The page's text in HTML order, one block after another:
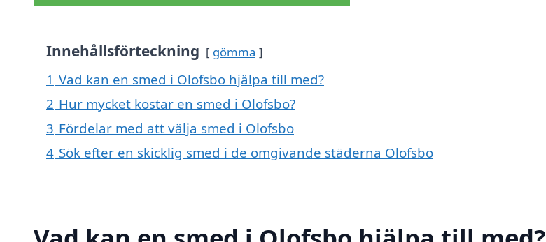
Innehållsförteckning gömma
1 Vad kan en smed i Olofsbo hjälpa till med?
2 Hur mycket kostar en smed i Olofsbo?
3 Fördelar med att välja smed i Olofsbo
4 Sök efter en skicklig smed i de omgivande städerna Olofsbo